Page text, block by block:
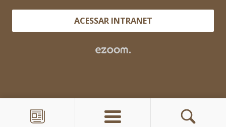
ACESSAR INTRANET